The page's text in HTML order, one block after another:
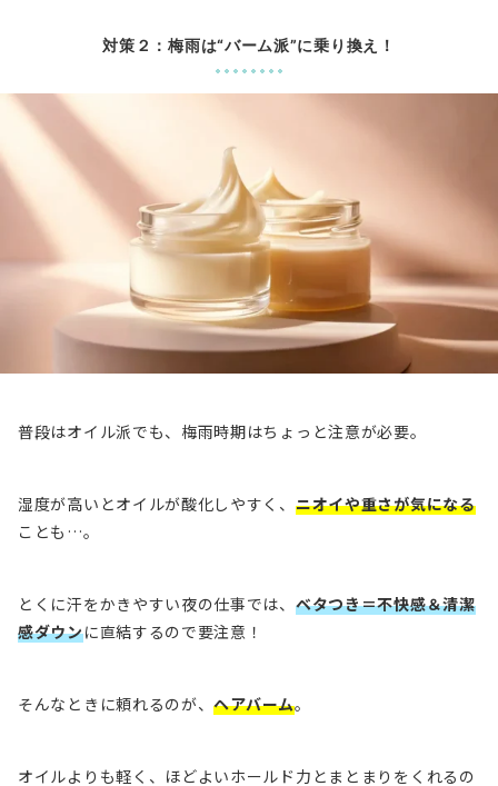
対策２：梅雨は“バーム派”に乗り換え！
普段はオイル派でも、梅雨時期はちょっと注意が必要。
湿度が高いとオイルが酸化しやすく、 ニオイや重さが気になる
ことも…。
とくに汗をかきやすい夜の仕事では、 ベタつき＝不快感＆清潔
感ダウンに直結するので要注意！
そんなときに頼れるのが、ヘアバーム。
オイルよりも軽く、ほどよいホールド力とまとまりをくれるの